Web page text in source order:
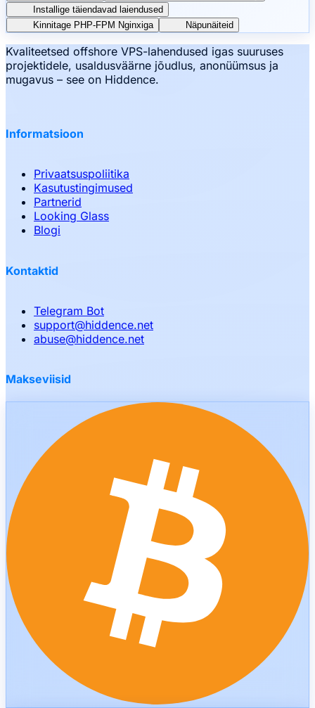
Installige täiendavad laiendused
Kinnitage PHP-FPM Nginxiga
Näpunäiteid
Kvaliteetsed offshore VPS-lahendused igas suuruses
projektidele, usaldusväärne jõudlus, anonüümsus ja
mugavus – see on Hiddence.
Informatsioon
Privaatsuspoliitika
Kasutustingimused
Partnerid
Looking Glass
Blogi
Kontaktid
Telegram Bot
support@hiddence.net
abuse@hiddence.net
Makseviisid